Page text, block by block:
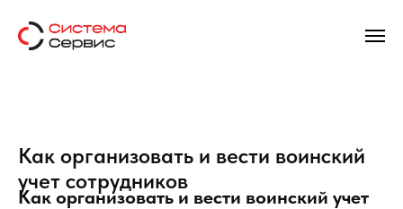
Как организовать и вести воинский
учет сотрудников
Как организовать и вести воинский учет